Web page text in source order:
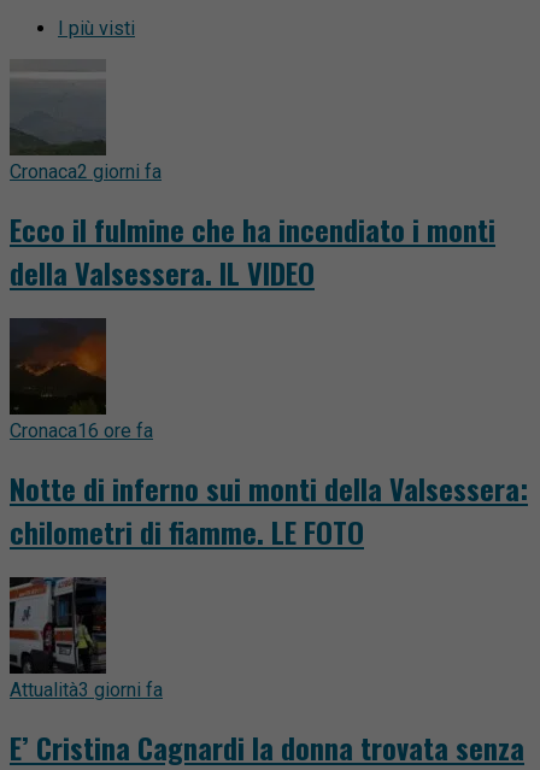
I più visti
Cronaca2 giorni fa
Ecco il fulmine che ha incendiato i monti
della Valsessera. IL VIDEO
Cronaca16 ore fa
Notte di inferno sui monti della Valsessera:
chilometri di fiamme. LE FOTO
Attualità3 giorni fa
E’ Cristina Cagnardi la donna trovata senza